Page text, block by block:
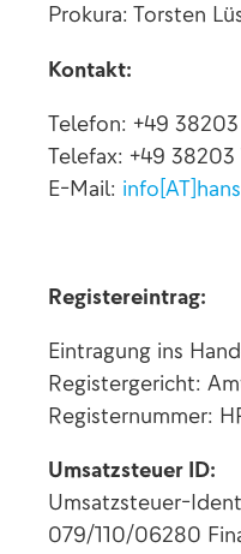
Prokura: Torsten
Kontakt:
Telefon: +49
Telefax: +49 38203
E-Mail:
Registereintrag:
Eintragung ins
Registergericht:
Registernummer:
Umsatzsteuer ID:
Umsatzsteuer-
079/110/06280